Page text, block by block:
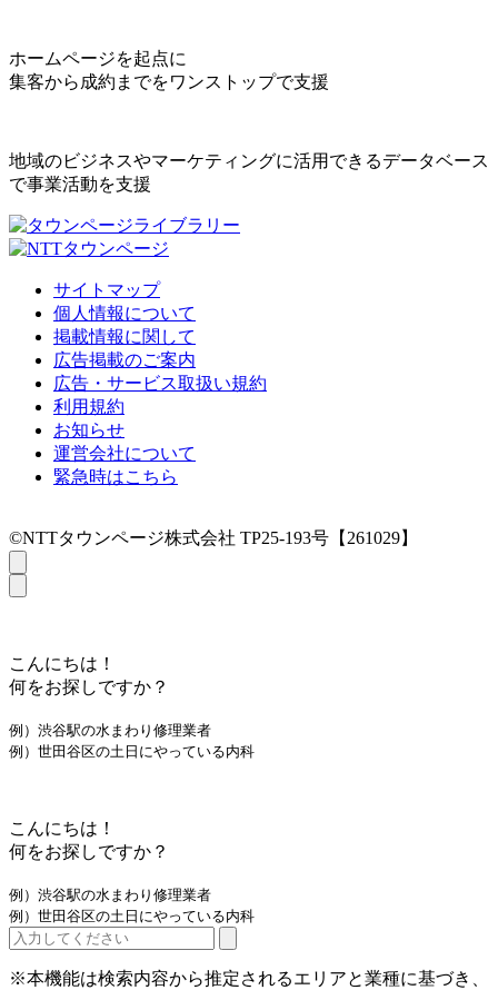
ホームページを起点に
集客から成約までをワンストップで支援
地域のビジネスやマーケティングに活用できるデータベース
で事業活動を支援
サイトマップ
個人情報について
掲載情報に関して
広告掲載のご案内
広告・サービス取扱い規約
利用規約
お知らせ
運営会社について
緊急時はこちら
©NTTタウンページ株式会社 TP25-193号【261029】
こんにちは！
何をお探しですか？
例）渋谷駅の水まわり修理業者
例）世田谷区の土日にやっている内科
こんにちは！
何をお探しですか？
例）渋谷駅の水まわり修理業者
例）世田谷区の土日にやっている内科
※本機能は検索内容から推定されるエリアと業種に基づき、